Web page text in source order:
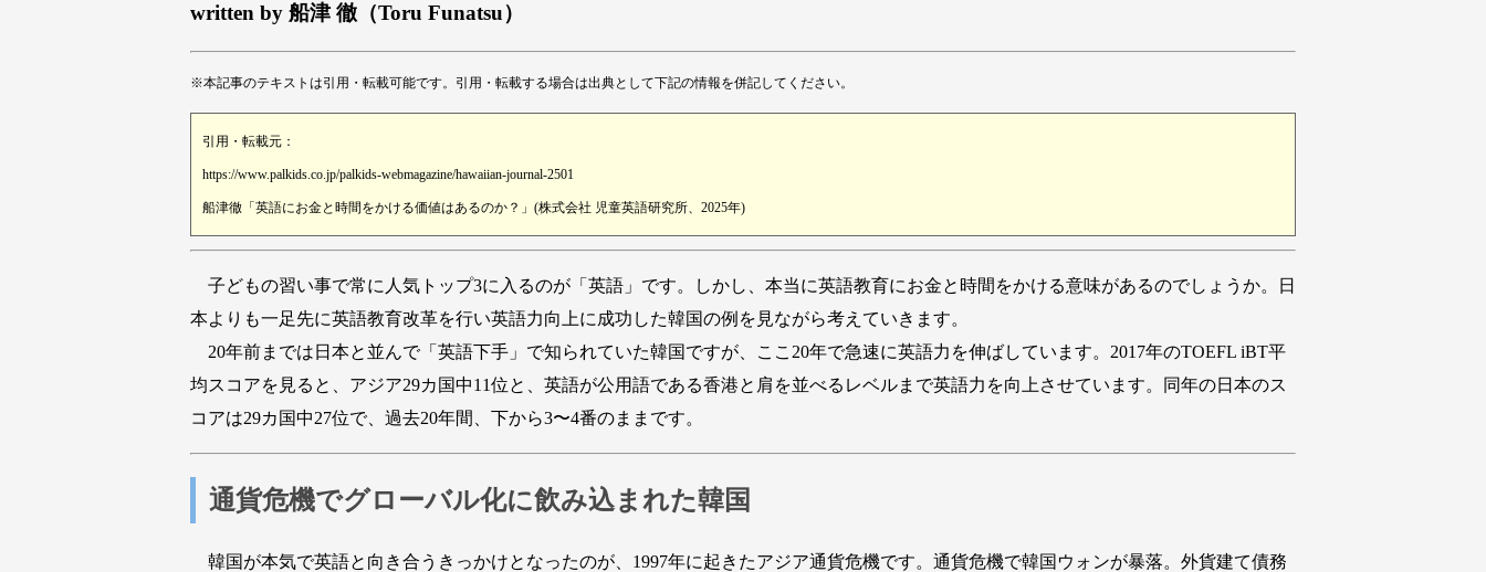
written by 船津 徹（Toru Funatsu）
※本記事のテキストは引用・転載可能です。引用・転載する場合は出典として下記の情報を併記してください。
引用・転載元：
https://www.palkids.co.jp/palkids-webmagazine/hawaiian-journal-2501
船津徹「英語にお金と時間をかける価値はあるのか？」(株式会社 児童英語研究所、2025年)
子どもの習い事で常に人気トップ3に入るのが「英語」です。しかし、本当に英語教育にお金と時間をかける意味があるのでしょうか。日
本よりも一足先に英語教育改革を行い英語力向上に成功した韓国の例を見ながら考えていきます。
20年前までは日本と並んで「英語下手」で知られていた韓国ですが、ここ20年で急速に英語力を伸ばしています。2017年のTOEFL iBT平
均スコアを見ると、アジア29カ国中11位と、英語が公用語である香港と肩を並べるレベルまで英語力を向上させています。同年の日本のス
コアは29カ国中27位で、過去20年間、下から3〜4番のままです。
通貨危機でグローバル化に飲み込まれた韓国
韓国が本気で英語と向き合うきっかけとなったのが、1997年に起きたアジア通貨危機です。通貨危機で韓国ウォンが暴落。外貨建て債務